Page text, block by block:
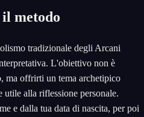
metodo
tradizionale degli Arcani
L'obiettivo non è
ma offrirti un tema archetipico
utile alla riflessione personale.
e dalla tua data di nascita, per poi